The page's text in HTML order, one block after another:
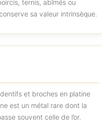
ternis, abîmés ou
sa valeur intrinsèque.
et broches en platine
est un métal rare dont la
souvent celle de l’or.